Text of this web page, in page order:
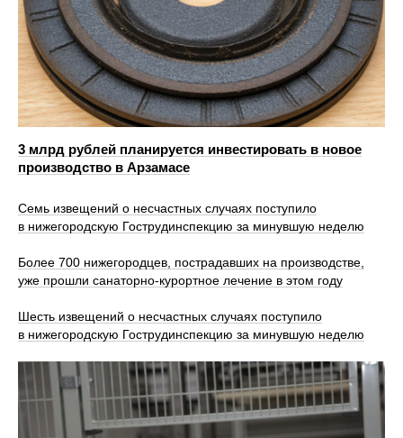
3 млрд рублей планируется инвестировать в новое
производство в Арзамасе
Семь извещений о несчастных случаях поступило
в нижегородскую Гострудинспекцию за минувшую неделю
Более 700 нижегородцев, пострадавших на производстве,
уже прошли санаторно‑курортное лечение в этом году
Шесть извещений о несчастных случаях поступило
в нижегородскую Гострудинспекцию за минувшую неделю